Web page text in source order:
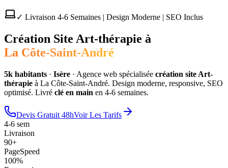
✓ Livraison 4-6 Semaines | Design Moderne | SEO Inclus
Création Site Art-thérapie à
La Côte-Saint-André
5k habitants · Isère · Agence web spécialisée création site Art-
thérapie à La Côte-Saint-André. Design moderne, responsive, SEO
optimisé. Livré clé en main en 4-6 semaines.
Devis Gratuit 48hVoir Les Tarifs
4-6 sem
Livraison
90+
PageSpeed
100%